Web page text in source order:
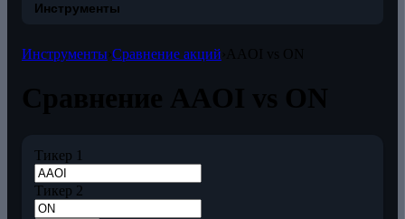
Инструменты
Инструменты Сравнение акций
Тикер 1
Тикер 2